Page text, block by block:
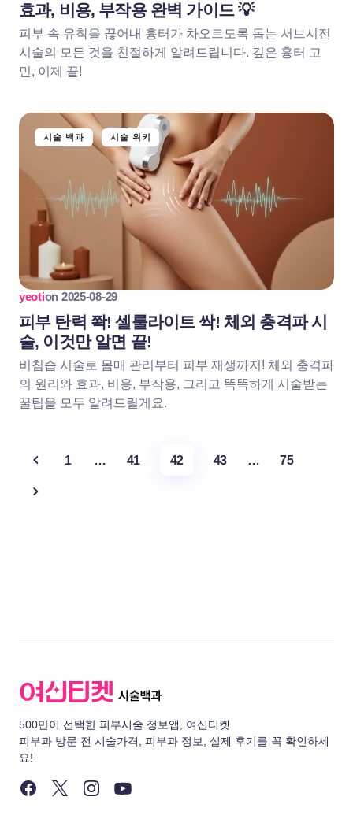
효과, 비용, 부작용 완벽 가이드 💡
피부 속 유착을 끊어내 흉터가 차오르도록 돕는 서브시전
시술의 모든 것을 친절하게 알려드립니다. 깊은 흉터 고
민, 이제 끝!
시술 백과 시술 위키
yeotion 2025-08-29
피부 탄력 쫙! 셀룰라이트 싹! 체외 충격파 시
술, 이것만 알면 끝!
비침습 시술로 몸매 관리부터 피부 재생까지! 체외 충격파
의 원리와 효과, 비용, 부작용, 그리고 똑똑하게 시술받는
꿀팁을 모두 알려드릴게요.
1 … 41 42 43 … 75
500만이 선택한 피부시술 정보앱, 여신티켓
피부과 방문 전 시술가격, 피부과 정보, 실제 후기를 꼭 확인하세
요!